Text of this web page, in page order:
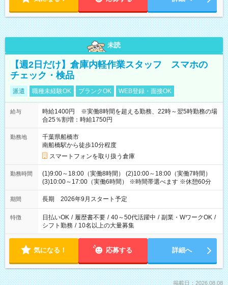
未読
【週2日だけ】倉庫内軽作業スタッフ スマホの
チェック・検品
派遣 職種未経験OK ブランクOK WEB登録・面接OK
給与
時給1400円 ※実働8時間を超える勤務、22時～翌5時勤務の場
合25％割増：時給1750円
勤務地
千葉県船橋市
南船橋駅から徒歩10分程度
スマートフォンを取り扱う倉庫
勤務時間
(1)9:00～18:00（実働8時間） (2)10:00～18:00（実働7時間）
(3)10:00～17:00（実働6時間） ※時間帯選べます ※休憩60分
期間 長期 2026年9月スタート予定
特徴 日払いOK / 履歴書不要 / 40～50代活躍中 / 副業・WワークOK /
シフト勤務 / 10名以上の大量募集
気になる！ 応募する 詳細へ
掲載日：2026.08.08